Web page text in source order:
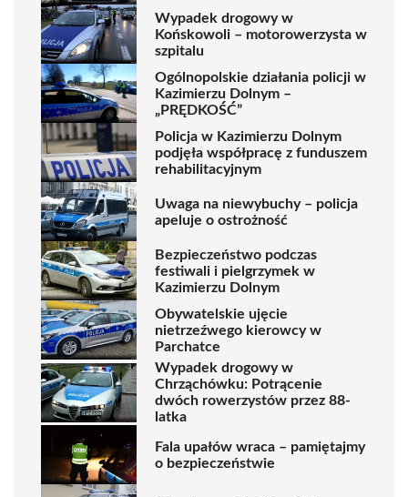
Wypadek drogowy w
Końskowoli – motorowerzysta w
szpitalu
Ogólnopolskie działania policji w
Kazimierzu Dolnym –
„PRĘDKOŚĆ”
Policja w Kazimierzu Dolnym
podjęła współpracę z funduszem
rehabilitacyjnym
Uwaga na niewybuchy – policja
apeluje o ostrożność
Bezpieczeństwo podczas
festiwali i pielgrzymek w
Kazimierzu Dolnym
Obywatelskie ujęcie
nietrzeźwego kierowcy w
Parchatce
Wypadek drogowy w
Chrząchówku: Potrącenie
dwóch rowerzystów przez 88-
latka
Fala upałów wraca – pamiętajmy
o bezpieczeństwie